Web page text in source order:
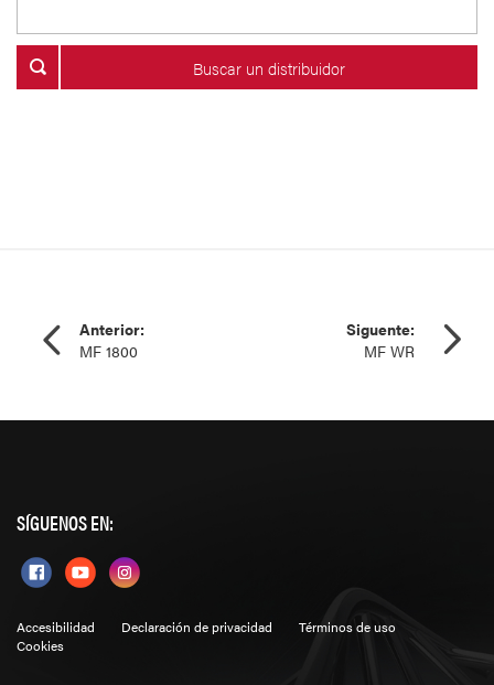
Buscar un distribuidor
Anterior:
MF 1800
Siguente:
MF WR
SÍGUENOS EN:
Accesibilidad Declaración de privacidad
Términos de uso
Cookies